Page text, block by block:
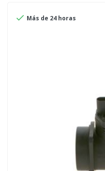
 Más de 24 horas